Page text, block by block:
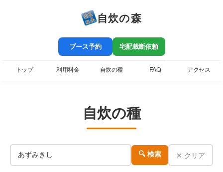
自炊の森
ブース予約 宅配裁断依頼
トップ 利用料金 自炊の種 FAQ アクセス
自炊の種
🔍 検索 ✕ クリア